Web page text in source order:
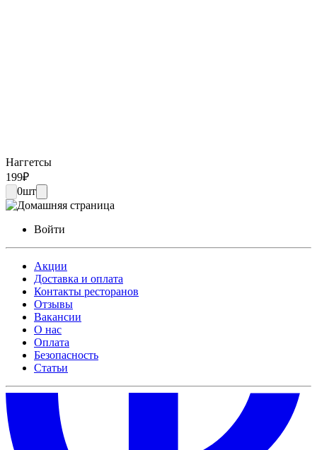
Наггетсы
199₽
0шт
Войти
Акции
Доставка и оплата
Контакты ресторанов
Отзывы
Вакансии
О нас
Оплата
Безопасность
Статьи